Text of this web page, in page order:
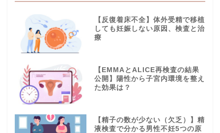
【反復着床不全】体外受精で移植
しても妊娠しない原因、検査と治
療
【EMMAとALICE再検査の結果
公開】陽性から子宮内環境を整え
た効果は？
【精子の数が少ない（欠乏）】精
液検査で分かる男性不妊5つの原